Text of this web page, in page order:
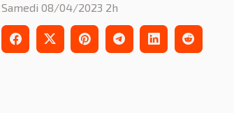
Samedi 08/04/2023 2h